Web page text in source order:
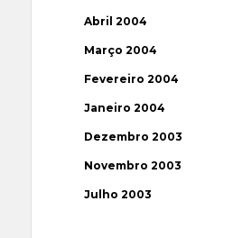
Abril 2004
Março 2004
Fevereiro 2004
Janeiro 2004
Dezembro 2003
Novembro 2003
Julho 2003